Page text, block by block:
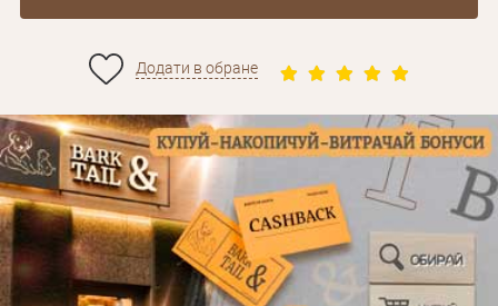
Додати в обране